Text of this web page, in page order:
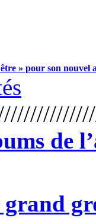
» pour son nouvel
de